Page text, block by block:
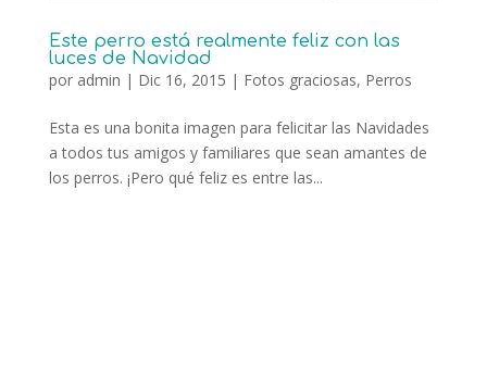
Este perro está realmente feliz con las
luces de Navidad
por admin | Dic 16, 2015 | Fotos graciosas, Perros
Esta es una bonita imagen para felicitar las Navidades
a todos tus amigos y familiares que sean amantes de
los perros. ¡Pero qué feliz es entre las...